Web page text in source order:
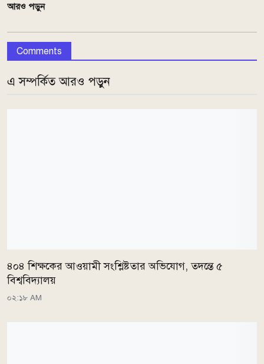
আরও পড়ুন
Comments
এ সম্পর্কিত আরও পড়ুন
৪০৪ শিক্ষকের আওয়ামী সংশ্লিষ্টতার অভিযোগ, তদন্তে ৫
বিশ্ববিদ্যালয়
০২:১৮ AM